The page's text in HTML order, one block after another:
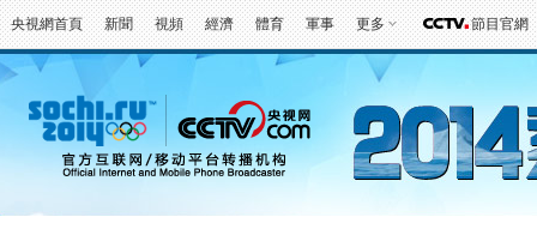
央視網首頁 新聞 視頻 經濟 體育 軍事 更多 節目官網